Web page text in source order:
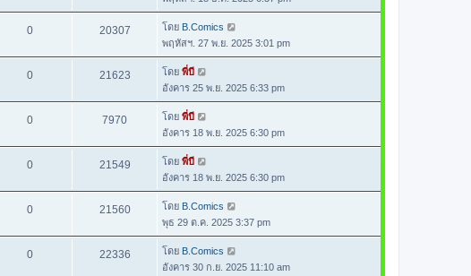
0 20307 โดย B.Comics
พฤหัสฯ. 27 พ.ย. 2025 3:01 pm
0 21623 โดย พี่บี
อังคาร 25 พ.ย. 2025 6:33 pm
0 7970 โดย พี่บี
อังคาร 18 พ.ย. 2025 6:30 pm
0 21549 โดย พี่บี
อังคาร 18 พ.ย. 2025 6:30 pm
0 21560 โดย B.Comics
พุธ 29 ต.ค. 2025 3:37 pm
0 22336 โดย B.Comics
อังคาร 30 ก.ย. 2025 11:10 am